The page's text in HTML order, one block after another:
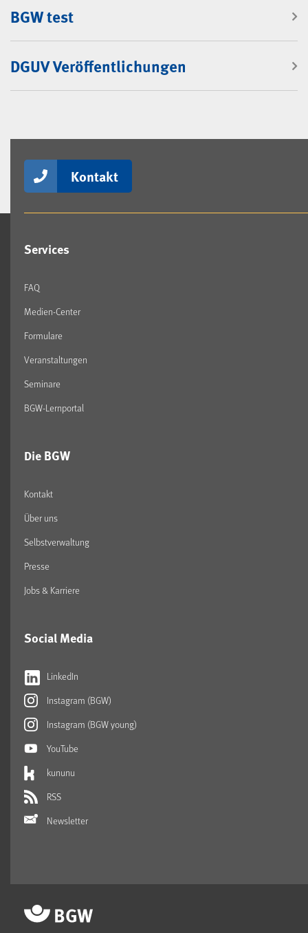
BGW test
DGUV Veröffentlichungen
Kontakt
Services
FAQ
Medien-Center
Formulare
Veranstaltungen
Seminare
BGW-Lernportal
Die BGW
Kontakt
Über uns
Selbstverwaltung
Presse
Jobs & Karriere
Social Media
LinkedIn
Instagram (BGW)
Instagram (BGW young)
YouTube
kununu
RSS
Newsletter